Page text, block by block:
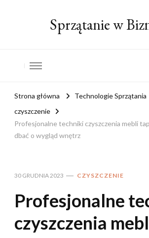
Sprzątanie w
Strona główna
Technologie Sprzątania
czyszczenie
Profesjonalne techniki czyszczenia mebli
dbać o wygląd wnętrz
30 GRUDNIA 2023 CZYSZCZENIE
Profesjonalne
czyszczenia